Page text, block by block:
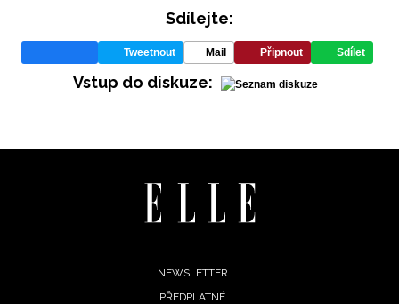
Sdílejte:
Tweetnout Mail Připnout Sdílet
Vstup do diskuze:
NEWSLETTER
PŘEDPLATNÉ